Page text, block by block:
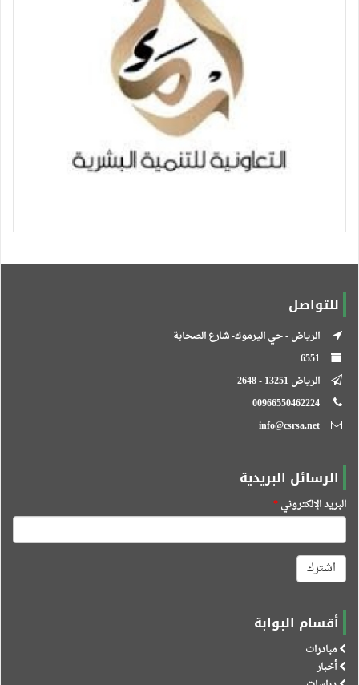
للتواصل
الرياض - حي اليرموك- شارع الصحابة
الرياض 13251 - 2648
الرسائل البريدية
البريد الإلكتروني*
اشترك
أقسام البوابة
مبادرات
أخبار